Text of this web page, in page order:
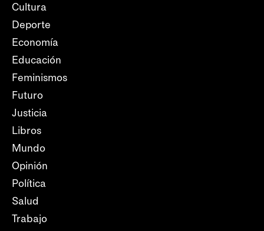
Cultura
Deporte
Economía
Educación
Feminismos
Futuro
Justicia
Libros
Mundo
Opinión
Política
Salud
Trabajo